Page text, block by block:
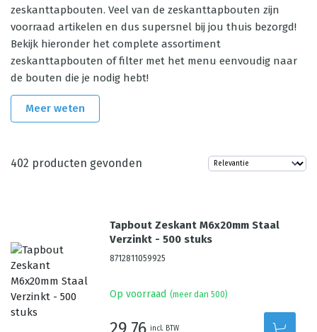
zeskanttapbouten. Veel van de zeskanttapbouten zijn
voorraad artikelen en dus supersnel bij jou thuis bezorgd!
Bekijk hieronder het complete assortiment
zeskanttapbouten of filter met het menu eenvoudig naar
de bouten die je nodig hebt!
Meer weten
402 producten gevonden
Tapbout Zeskant M6x20mm Staal
Verzinkt - 500 stuks
8712811059925
Op voorraad (meer dan 500)
incl. BTW